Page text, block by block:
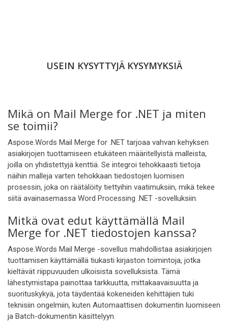
USEIN KYSYTTYJÄ KYSYMYKSIÄ
Mikä on Mail Merge for .NET ja miten
se toimii?
Aspose.Words Mail Merge for .NET tarjoaa vahvan kehyksen
asiakirjojen tuottamiseen etukäteen määritellyistä malleista,
joilla on yhdistettyjä kenttiä. Se integroi tehokkaasti tietoja
näihin malleja varten tehokkaan tiedostojen luomisen
prosessin, joka on räätälöity tiettyihin vaatimuksiin, mikä tekee
siitä avainasemassa Word Processing .NET -sovelluksiin.
Mitkä ovat edut käyttämällä Mail
Merge for .NET tiedostojen kanssa?
Aspose.Words Mail Merge -sovellus mahdollistaa asiakirjojen
tuottamisen käyttämällä tiukasti kirjaston toimintoja, jotka
kieltävät riippuvuuden ulkoisista sovelluksista. Tämä
lähestymistapa painottaa tarkkuutta, mittakaavaisuutta ja
suorituskykyä, jota täydentää kokeneiden kehittäjien tuki
teknisiin ongelmiin, kuten Automaattisen dokumentin luomiseen
ja Batch-dokumentin käsittelyyn.